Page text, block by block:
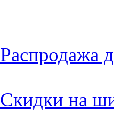
Распродажа
Скидки на